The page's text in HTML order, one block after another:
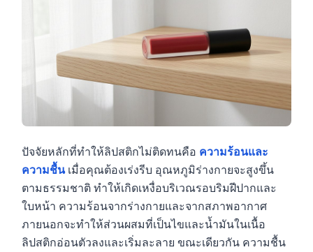
ปัจจัยหลักที่ทำให้ลิปสติกไม่ติดทนคือ ความร้อนและ
ความชื้นเมื่อคุณต้องเร่งรีบ อุณหภูมิร่างกายจะสูงขึ้น
ตามธรรมชาติ ทำให้เกิดเหงื่อบริเวณรอบริมฝีปากและ
ใบหน้า ความร้อนจากร่างกายและจากสภาพอากาศ
ภายนอกจะทำให้ส่วนผสมที่เป็นไขและน้ำมันในเนื้อ
ลิปสติกอ่อนตัวลงและเริ่มละลาย ขณะเดียวกัน ความชื้น